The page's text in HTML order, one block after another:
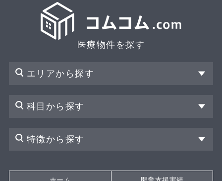
医療物件を探す
エリアから探す
科目から探す
特徴から探す